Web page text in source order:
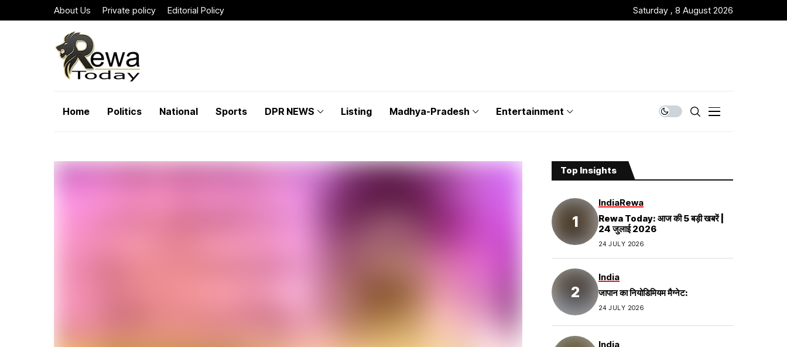
About Us Private policy Editorial Policy Saturday , 8 August 2026
Home Politics National Sports DPR NEWS Listing Madhya-Pradesh Entertainment
Top Insights
IndiaRewa
Rewa Today: आज की 5 बड़ी खबरें |
24 जुलाई 2026
24 JULY 2026
India
जापान का नियोडिमियम मैग्नेट:
24 JULY 2026
India